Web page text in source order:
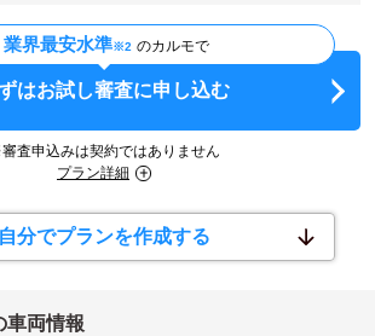
業界最安水準※2 のカルモで
はお試し審査に申し込む
査申込みは契約ではありません
プラン詳細
自分でプランを作成する
車両情報